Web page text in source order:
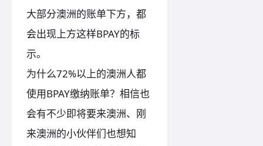
大部分澳洲的账单下方，都
会出现上方这样BPAY的标
示。
为什么72%以上的澳洲人都
使用BPAY缴纳账单？相信也
会有不少即将要来澳洲、刚
来澳洲的小伙伴们也想知